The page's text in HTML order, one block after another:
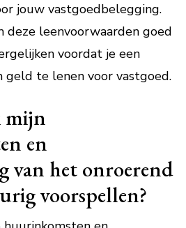
jouw vastgoedbelegging.
deze leenvoorwaarden goed
voordat je een
geld te lenen voor vastgoed.
mijn
en
van het onroerend
voorspellen?